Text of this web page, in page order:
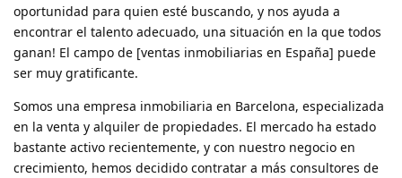
oportunidad para quien esté buscando, y nos ayuda a
encontrar el talento adecuado, una situación en la que todos
ganan! El campo de [ventas inmobiliarias en España] puede
ser muy gratificante.
Somos una empresa inmobiliaria en Barcelona, especializada
en la venta y alquiler de propiedades. El mercado ha estado
bastante activo recientemente, y con nuestro negocio en
crecimiento, hemos decidido contratar a más consultores de